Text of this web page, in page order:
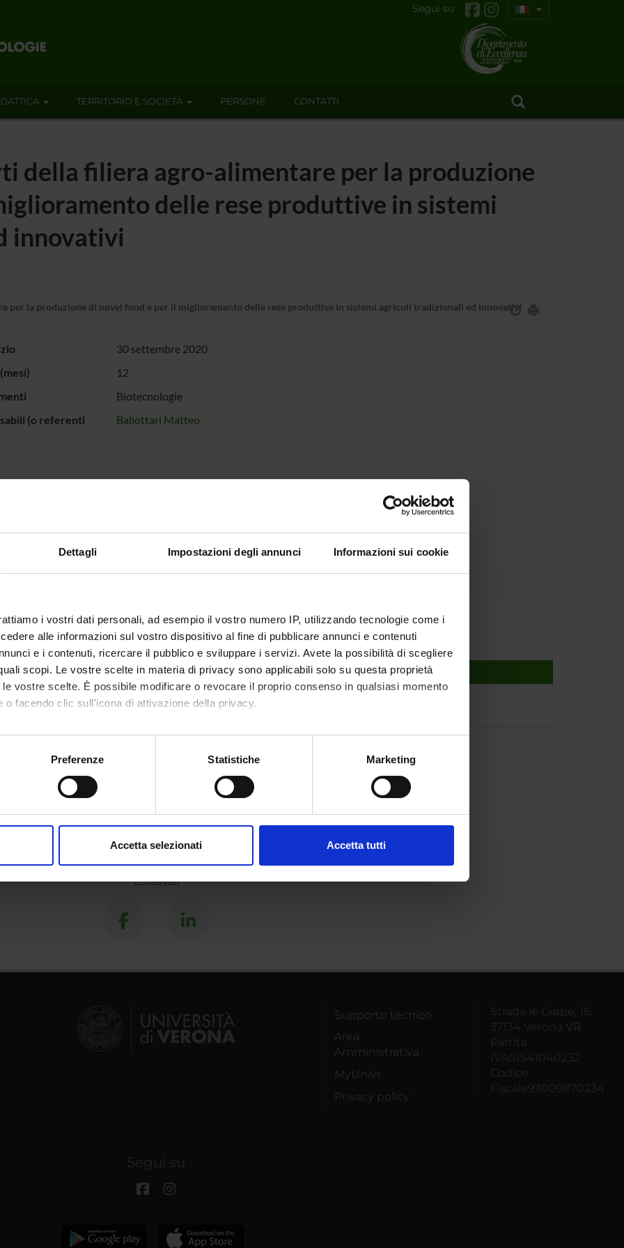
Dettagli Impostazioni degli annunci Informazioni sui cookie
i vostri dati personali, ad esempio il vostro numero IP, utilizzando tecnologie come i
alle informazioni sul vostro dispositivo al fine di pubblicare annunci e contenuti
e i contenuti, ricercare il pubblico e sviluppare i servizi. Avete la possibilità di scegliere
scopi. Le vostre scelte in materia di privacy sono applicabili solo su questa proprietà
vostre scelte. È possibile modificare o revocare il proprio consenso in qualsiasi momento
o facendo clic sull'icona di attivazione della privacy.
anche:
sulla tua posizione geografica, con un'approssimazione di qualche metro,
in qualsiasi momento dalla Dichiarazione sui cookie.
Preferenze Statistiche Marketing
Accetta selezionati Accetta tutti
Segui su
TERRITORIO E SOCIETÀ PERSONE CONTATTI
della filiera agro-alimentare per la produzione
delle rese produttive in sistemi
innovativi
per la produzione di novel food e per il miglioramento delle rese produttive in sistemi agricoli tradizionali ed innovativi
30 settembre 2020
12
Biotecnologie
(o referenti
Ballottari Matteo
Veneto
RICERCA COINVOLTE DAL PROGETTO
vegetali
Condividi
Supporto tecnico
Area
Amministrativa
MyUnivr
Privacy policy
Strada le Grazie, 15,
37134 Verona VR
Partita
IVA01541040232
Codice
Fiscale93009870234
Segui su